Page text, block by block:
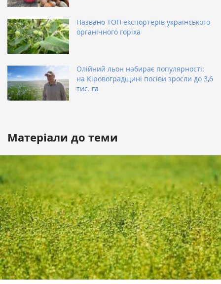
Названо ТОП експортерів українського
органічного горіха
Олійний льон набирає популярності:
на Кіровоградщині посіви зросли до 3,6
тис. га
Матеріали до теми